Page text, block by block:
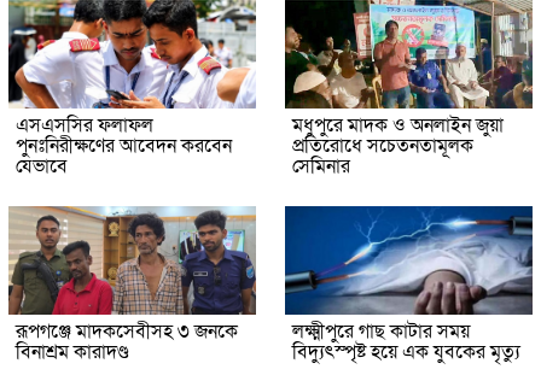
এসএসসির ফলাফল
পুনঃনিরীক্ষণের আবেদন করবেন
যেভাবে
মধুপুরে মাদক ও অনলাইন জুয়া
প্রতিরোধে সচেতনতামূলক
সেমিনার
রূপগঞ্জে মাদকসেবীসহ ৩ জনকে
বিনাশ্রম কারাদণ্ড
লক্ষ্মীপুরে গাছ কাটার সময়
বিদ্যুৎস্পৃষ্ট হয়ে এক যুবকের মৃত্যু